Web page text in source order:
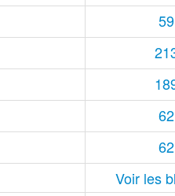
59
62
62
Voir les